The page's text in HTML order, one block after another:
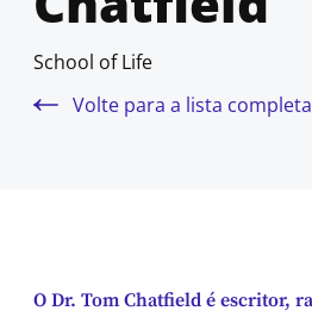
School of Life
Volte para a lista completa
O Dr. Tom Chatfield é escritor,